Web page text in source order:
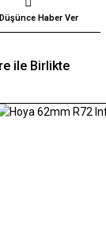
Haber Ver
ile Birlikte